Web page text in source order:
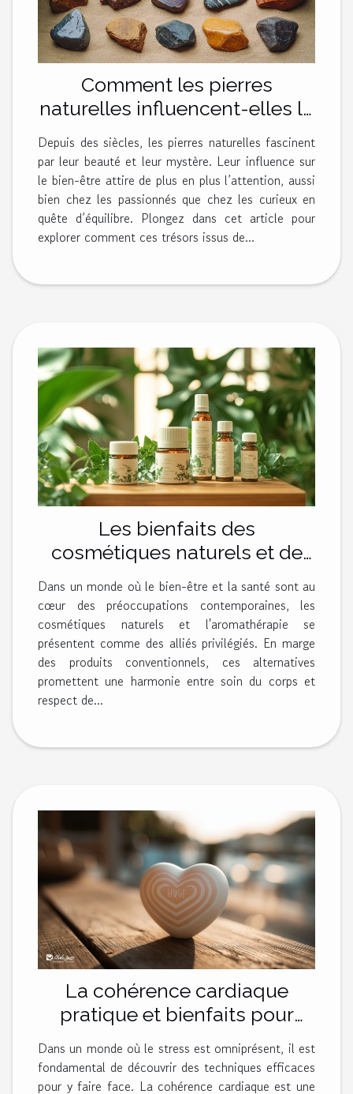
Comment les pierres
naturelles influencent-elles le
bien-être ?
Depuis des siècles, les pierres naturelles fascinent
par leur beauté et leur mystère. Leur influence sur
le bien-être attire de plus en plus l’attention, aussi
bien chez les passionnés que chez les curieux en
quête d’équilibre. Plongez dans cet article pour
explorer comment ces trésors issus de...
Les bienfaits des
cosmétiques naturels et de
l'aromathérapie pour la santé
Dans un monde où le bien-être et la santé sont au
cœur des préoccupations contemporaines, les
cosmétiques naturels et l'aromathérapie se
présentent comme des alliés privilégiés. En marge
des produits conventionnels, ces alternatives
promettent une harmonie entre soin du corps et
respect de...
La cohérence cardiaque
pratique et bienfaits pour
réguler le stress
Dans un monde où le stress est omniprésent, il est
fondamental de découvrir des techniques efficaces
pour y faire face. La cohérence cardiaque est une